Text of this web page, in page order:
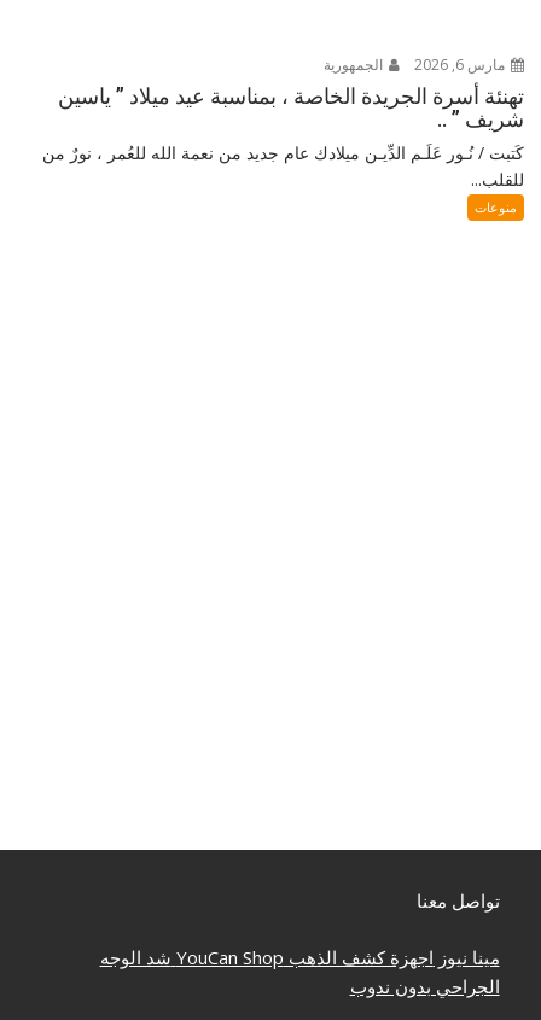
مارس 6, 2026 الجمهورية
تهنئة أسرة الجريدة الخاصة ، بمناسبة عيد ميلاد ” ياسين
شريف ” ..
كَتبت / نُـور عَلَـم الدِّيـن ميلادك عام جديد من نعمة الله للعُمر ، نورٌ من
للقلب...
منوعات
تواصل معنا
مينا نيوز اجهزة كشف الذهب YouCan Shop شد الوجه
الجراحي بدون ندوب